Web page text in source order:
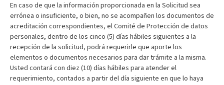
En caso de que la información proporcionada en la Solicitud sea
errónea o insuficiente, o bien, no se acompañen los documentos de
acreditación correspondientes, el Comité de Protección de datos
personales, dentro de los cinco (5) días hábiles siguientes a la
recepción de la solicitud, podrá requerirle que aporte los
elementos o documentos necesarios para dar trámite a la misma.
Usted contará con diez (10) días hábiles para atender el
requerimiento, contados a partir del día siguiente en que lo haya